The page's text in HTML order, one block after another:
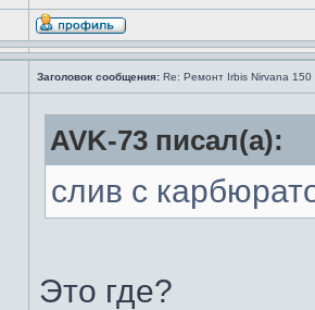
Заголовок сообщения: Re: Ремонт Irbis Nirvana 150
AVK-73 писал(а):
слив с
Это где?